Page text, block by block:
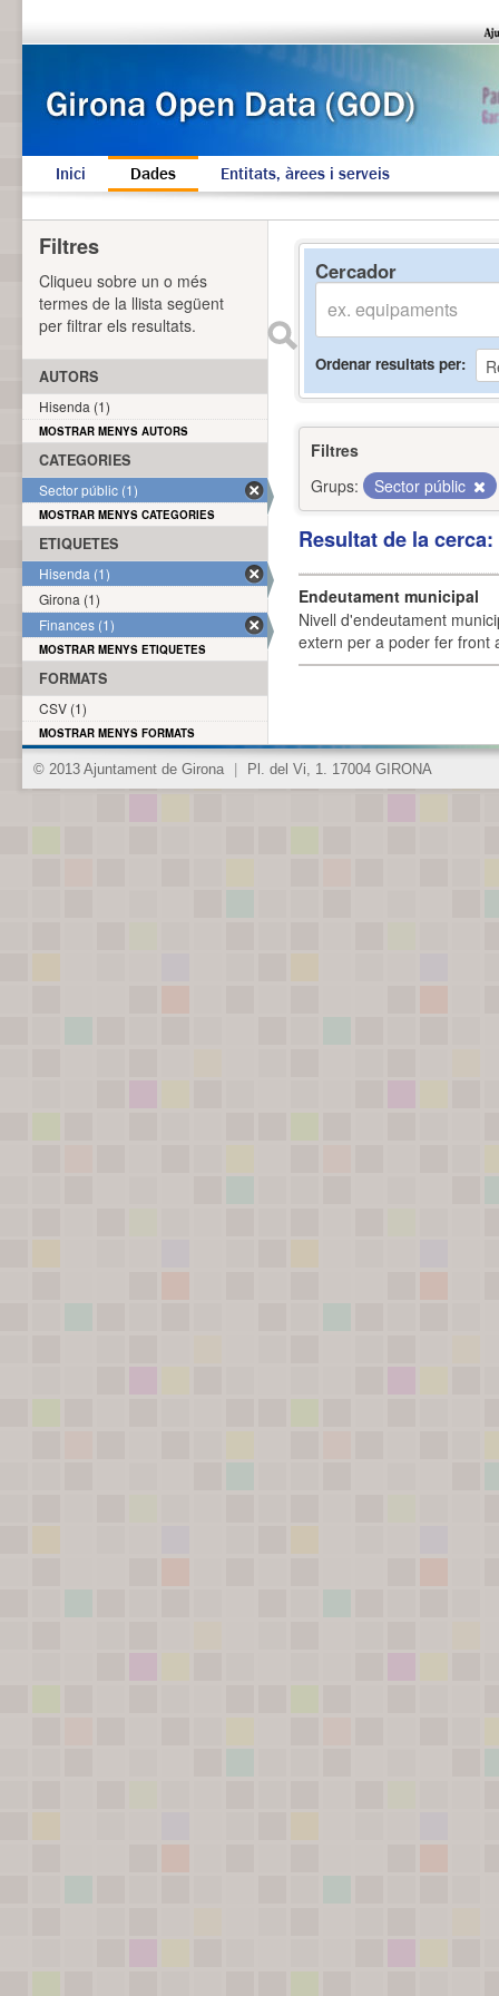
Inici Dades Entitats, àrees i serveis
Cercador
Ordenar resultats per
Filtres
Grups:
Sector públic
Resultat de la
Endeutament municipal
Nivell d'endeutament
extern per a poder fer front
Filtres
Cliqueu sobre un o més
termes de la llista següent
per filtrar els resultats.
AUTORS
Hisenda (1)
MOSTRAR MENYS AUTORS
CATEGORIES
Sector públic (1)
MOSTRAR MENYS CATEGORIES
ETIQUETES
Hisenda (1)
Girona (1)
Finances (1)
MOSTRAR MENYS ETIQUETES
FORMATS
CSV (1)
MOSTRAR MENYS FORMATS
© 2013 Ajuntament de Girona Pl. del Vi, 1. 17004 GIRONA